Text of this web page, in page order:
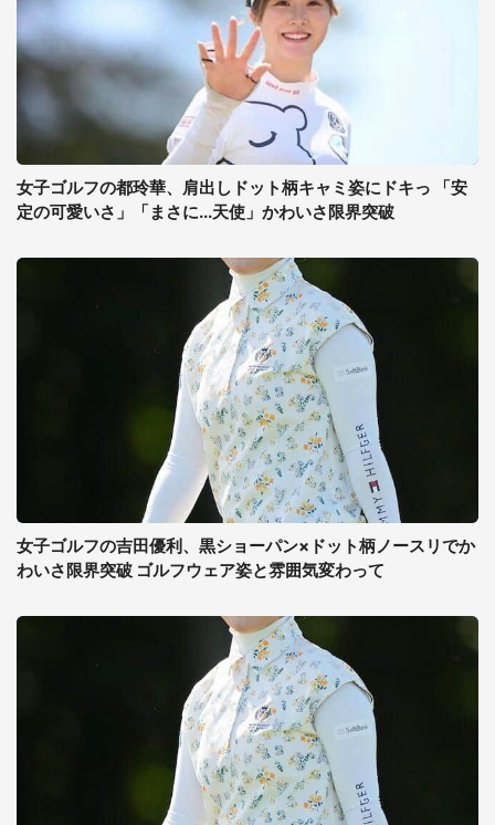
女子ゴルフの都玲華、肩出しドット柄キャミ姿にドキっ 「安
定の可愛いさ」「まさに...天使」かわいさ限界突破
女子ゴルフの吉田優利、黒ショーパン×ドット柄ノースリでか
わいさ限界突破 ゴルフウェア姿と雰囲気変わって